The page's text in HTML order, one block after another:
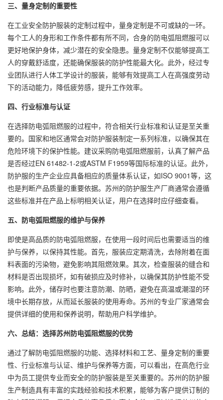
三、量身定制的重要性
在工业安全防护服装的定制过程中，量身定制是不可或缺的一环。
每个工人的身形和工作条件都有所不同，合身的防电弧阻燃服可以
更好地保护身体，减少潜在的安全隐患。量身定制不仅能够提高工
人的穿戴舒适度，还能确保服装的防护性能最大化。此外，经过专
业团队进行人体工学设计的服装，能够有效提高工人在高强度劳动
下的活动能力，降低疲劳感，提升工作效率。
四、行业标准与认证
在选择防电弧阻燃服的过程中，符合相关行业标准和认证是至关重
要的。国家和地区通常会对防护服装制定一系列标准，以确保其在
危险环境下的保护性能。建议采购防电弧阻燃服前，认真了解产品
是否经过EN 61482-1-2或ASTM F1959等国际标准的认证。此外，
防护服的生产企业应具备相应的质量体系认证，如ISO 9001等，这
也是判断产品质量的重要依据。苏州的防护服生产厂商通常会遵循
这些标准并在产品上标明相关认证，用户在选择时应仔细查看。
五、防电弧阻燃服的维护与保养
即使是高品质的防电弧阻燃服，在使用一段时间后也需要适当的维
护与保养，以保持其性能。首先，服装应定期清洗，去除附着在面
料表面的污染物，避免影响其阻燃效果。其次，检查服装的缝合和
材料是否出现损坏，如有破损应及时修补，以确保其防护性能不受
影响。此外，储存时也要注意防潮、防晒，避免在高温或潮湿的环
境中长期存放，从而延长服装的使用寿命。苏州的专业厂家通常会
提供详细的使用和保养说明，帮助用户科学维护。
六、总结：选择苏州防电弧阻燃服的优势
通过了解防电弧阻燃服的功能、选择材料和工艺、量身定制的重要
性、行业标准与认证、维护与保养等方面，可以看出，在高危行业
中为员工提供专业而安全的防护服装是至关重要的。苏州的防护服
生产制造具有丰富的实践经验和技术积累，能够为客户提供订制的